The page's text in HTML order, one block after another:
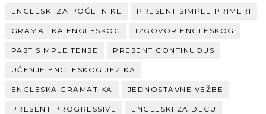
ENGLESKI ZA POČETNIKE PRESENT SIMPLE PRIMERI
GRAMATIKA ENGLESKOG IZGOVOR ENGLESKOG
PAST SIMPLE TENSE PRESENT CONTINUOUS
UČENJE ENGLESKOG JEZIKA
ENGLESKA GRAMATIKA JEDNOSTAVNE VEŽBE
PRESENT PROGRESSIVE ENGLESKI ZA DECU